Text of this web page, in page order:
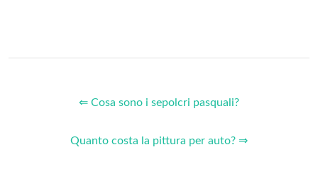
⇐ Cosa sono i sepolcri pasquali?
Quanto costa la pittura per auto? ⇒